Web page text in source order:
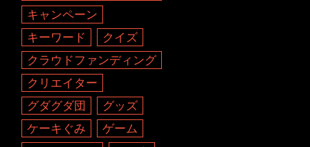
キャンペーン
キーワード
クイズ
クラウドファンディング
クリエイター
グダグダ団
グッズ
ケーキぐみ
ゲーム